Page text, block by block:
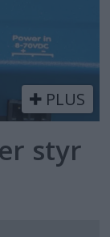
PLUS
styr